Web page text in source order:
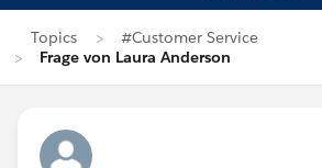
Topics
#Customer Service
Frage von Laura Anderson